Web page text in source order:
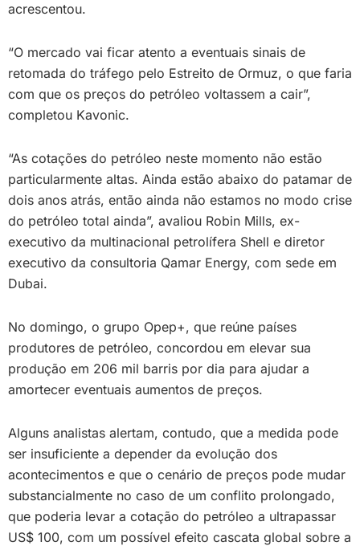
acrescentou.
“O mercado vai ficar atento a eventuais sinais de
retomada do tráfego pelo Estreito de Ormuz, o que faria
com que os preços do petróleo voltassem a cair”,
completou Kavonic.
“As cotações do petróleo neste momento não estão
particularmente altas. Ainda estão abaixo do patamar de
dois anos atrás, então ainda não estamos no modo crise
do petróleo total ainda”, avaliou Robin Mills, ex-
executivo da multinacional petrolífera Shell e diretor
executivo da consultoria Qamar Energy, com sede em
Dubai.
No domingo, o grupo Opep+, que reúne países
produtores de petróleo, concordou em elevar sua
produção em 206 mil barris por dia para ajudar a
amortecer eventuais aumentos de preços.
Alguns analistas alertam, contudo, que a medida pode
ser insuficiente a depender da evolução dos
acontecimentos e que o cenário de preços pode mudar
substancialmente no caso de um conflito prolongado,
que poderia levar a cotação do petróleo a ultrapassar
US$ 100, com um possível efeito cascata global sobre a